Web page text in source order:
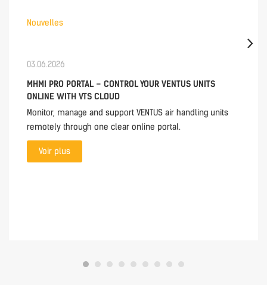
Nouvelles
03.06.2026
MHMI PRO PORTAL – CONTROL YOUR VENTUS UNITS
ONLINE WITH VTS CLOUD
Monitor, manage and support VENTUS air handling units
remotely through one clear online portal.
Voir plus